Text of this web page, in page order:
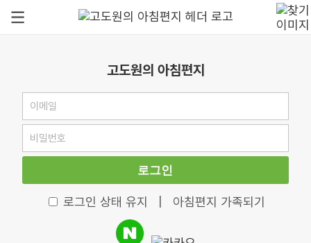
고도원의 아침편지
로그인
로그인 상태 유지 아침편지 가족되기